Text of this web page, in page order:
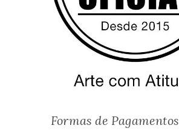
Formas de Pagamentos